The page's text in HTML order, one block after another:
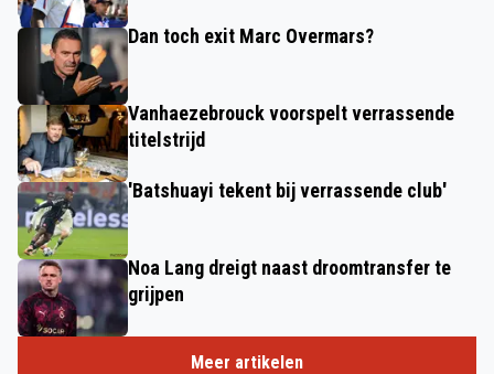
Dan toch exit Marc Overmars?
Vanhaezebrouck voorspelt verrassende
titelstrijd
'Batshuayi tekent bij verrassende club'
Noa Lang dreigt naast droomtransfer te
grijpen
Meer artikelen